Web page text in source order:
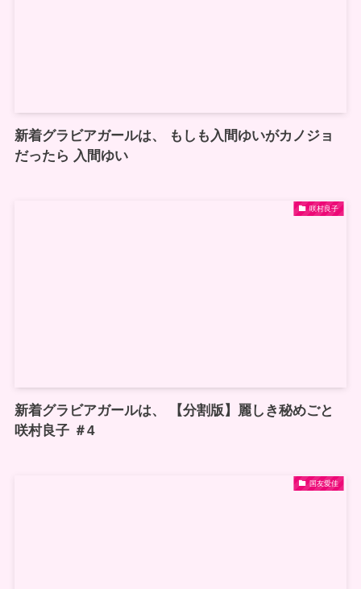
新着グラビアガールは、 もしも入間ゆいがカノジョ
だったら 入間ゆい
咲村良子
新着グラビアガールは、 【分割版】麗しき秘めごと
咲村良子 ＃4
国友愛佳